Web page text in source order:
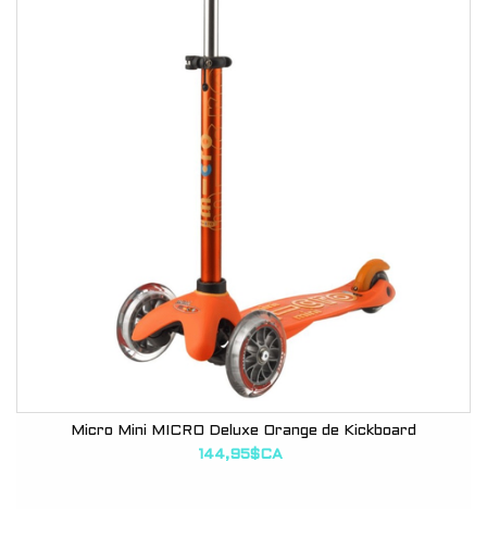
Micro Mini MICRO Deluxe Orange de Kickboard
144,95$CA